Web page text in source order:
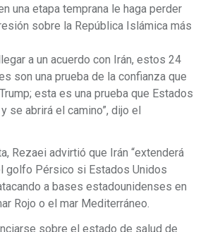
una etapa temprana le haga perder
sobre la República Islámica más
a un acuerdo con Irán, estos 24
son una prueba de la confianza que
esta es una prueba que Estados
se abrirá el camino”, dijo el
Rezaei advirtió que Irán “extenderá
golfo Pérsico si Estados Unidos
a bases estadounidenses en
Rojo o el mar Mediterráneo.
sobre el estado de salud de